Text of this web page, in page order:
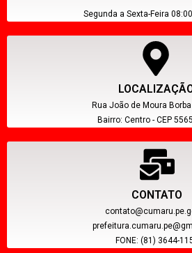
Segunda a Sexta-Feira
Rua João de Moura
Bairro: Centro - CEP
CONTATO
FONE: (81) 3644-